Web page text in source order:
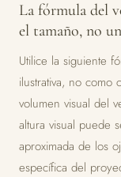
La fórmula del
el tamaño, no
Utilice la siguiente
ilustrativa, no como
volumen visual del
altura visual puede
aproximada de los
específica del